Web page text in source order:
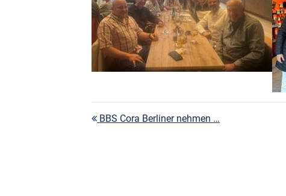
Beitragsnavigation
BBS Cora Berliner nehmen …